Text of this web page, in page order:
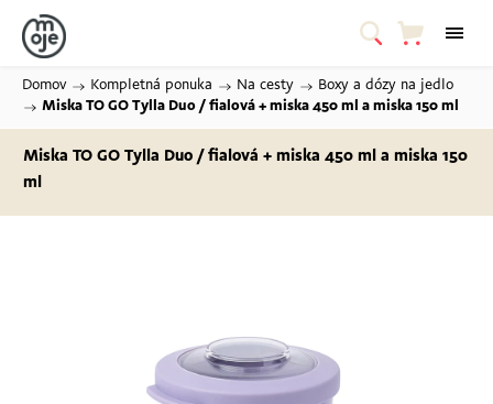
Domov / Kompletná ponuka / Na cesty /
Boxy a dózy na jedlo
/
Miska TO GO Tylla Duo / fialová + miska 450 ml a miska 150 ml
Miska TO GO Tylla Duo / fialová + miska 450 ml a miska 150
ml